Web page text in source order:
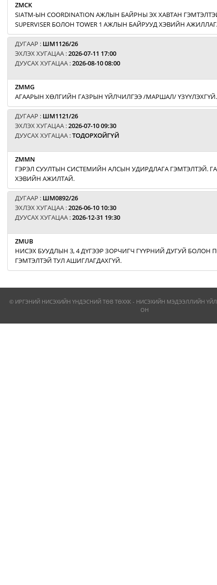
ZMCK
SIATM-ЫН COORDINATION АЖЛЫН БАЙРНЫ ЭХ ХАВТАН
SUPERVISER БОЛОН TOWER 1 АЖЛЫН БАЙРУУД ХЭВИЙН
ДУГААР : ШМ1126/26
ЭХЛЭХ ХУГАЦАА :2026-07-11 17:00
ДУУСАХ ХУГАЦАА :2026-08-10 08:00
ZMMG
АГААРЫН ХӨЛГИЙН ГАЗРЫН ҮЙЛЧИЛГЭЭ /МАРШАЛ/ ҮЗҮҮЛЭХГҮЙ.
ДУГААР : ШМ1121/26
ЭХЛЭХ ХУГАЦАА :2026-07-10 09:30
ДУУСАХ ХУГАЦАА :ТОДОРХОЙГҮЙ
ZMMN
ГЭРЭЛ СУУЛТЫН СИСТЕМИЙН АЛСЫН УДИРДЛАГА ГЭМТЭЛТЭЙ.
ХЭВИЙН АЖИЛТАЙ.
ДУГААР : ШМ0892/26
ЭХЛЭХ ХУГАЦАА :2026-06-10 10:30
ДУУСАХ ХУГАЦАА :2026-12-31 19:30
ZMUB
НИСЭХ БУУДЛЫН 3, 4 ДҮГЭЭР ЗОРЧИГЧ ГҮҮРНИЙ ДУГУЙ БОЛОН
ГЭМТЭЛТЭЙ ТУЛ АШИГЛАГДАХГҮЙ.
© ИРГЭНИЙ НИСЭХИЙН ҮНДЭСНИЙ ТӨВ ТӨХХК - НИСЭХИЙН МЭДЭЭЛЛИЙН
ОН